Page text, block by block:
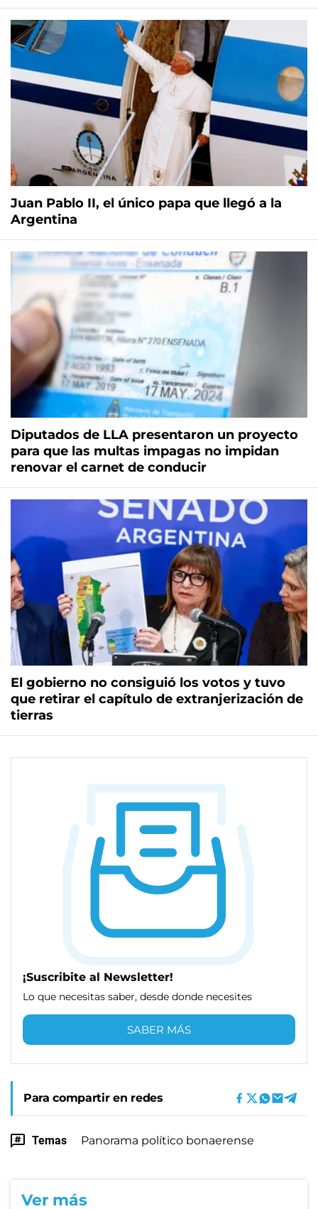
Juan Pablo II, el único papa que llegó a la
Argentina
Diputados de LLA presentaron un proyecto
para que las multas impagas no impidan
renovar el carnet de conducir
El gobierno no consiguió los votos y tuvo
que retirar el capítulo de extranjerización de
tierras
¡Suscribite al Newsletter!
Lo que necesitas saber, desde donde necesites
SABER MÁS
Para compartir en redes
Temas Panorama político bonaerense
Ver más